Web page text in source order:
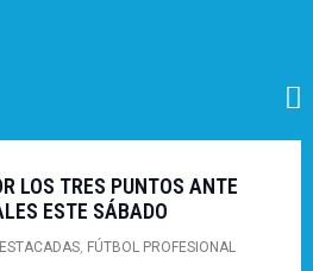
LOS TRES PUNTOS ANTE
ESTE SÁBADO
, FÚTBOL PROFESIONAL